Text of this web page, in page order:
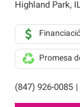
Highland Park,
(847) 926-0085
Promesa